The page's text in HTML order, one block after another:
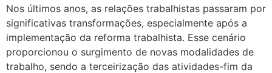
Nos últimos anos, as relações trabalhistas passaram por
significativas transformações, especialmente após a
implementação da reforma trabalhista. Esse cenário
proporcionou o surgimento de novas modalidades de
trabalho, sendo a terceirização das atividades-fim da